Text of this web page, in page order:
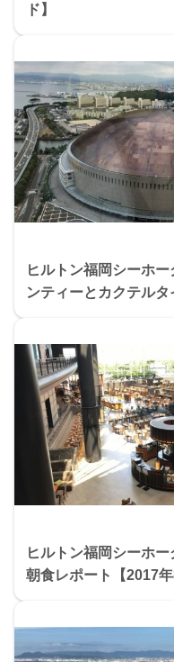
ド】
ヒルトン福岡シーホ
ンティーとカクテルタ
ヒルトン福岡シーホ
朝食レポート【2017年